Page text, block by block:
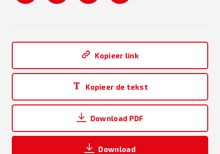
Kopieer link
Kopieer de tekst
Download PDF
Download